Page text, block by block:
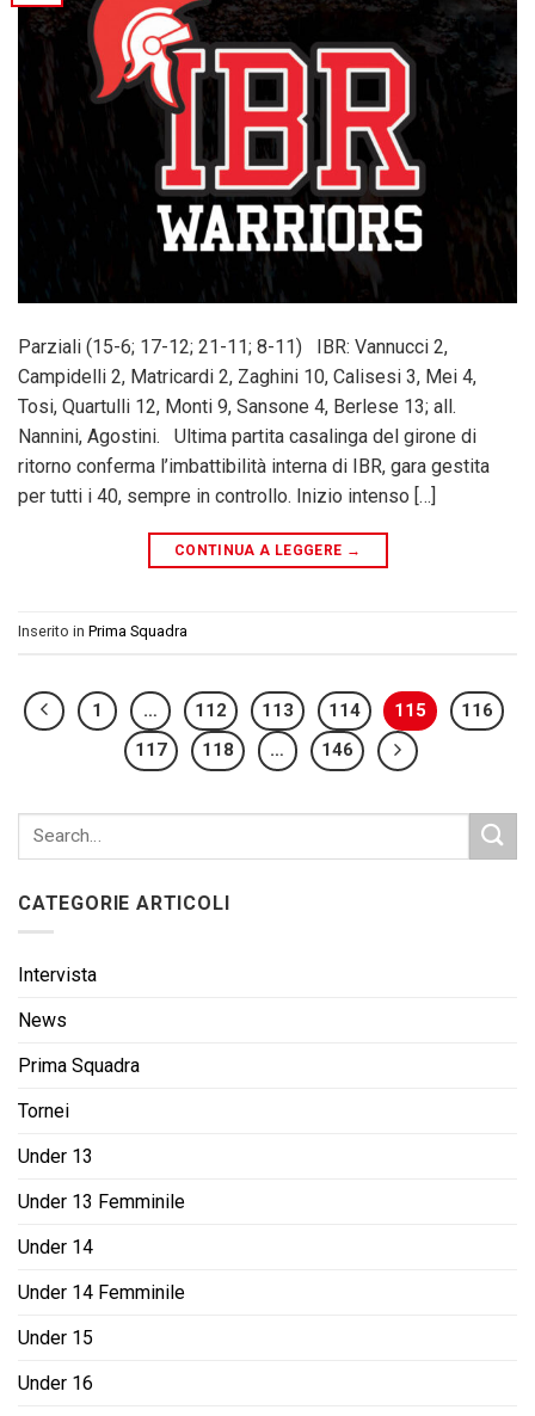
Parziali (15-6; 17-12; 21-11; 8-11) IBR: Vannucci 2,
Campidelli 2, Matricardi 2, Zaghini 10, Calisesi 3, Mei 4,
Tosi, Quartulli 12, Monti 9, Sansone 4, Berlese 13; all.
Nannini, Agostini. Ultima partita casalinga del girone di
ritorno conferma l’imbattibilità interna di IBR, gara gestita
per tutti i 40, sempre in controllo. Inizio intenso […]
CONTINUA A LEGGERE →
Inserito in Prima Squadra
1 … 112 113 114 115
116
117
118 … 146
CATEGORIE ARTICOLI
Intervista
News
Prima Squadra
Tornei
Under 13
Under 13 Femminile
Under 14
Under 14 Femminile
Under 15
Under 16